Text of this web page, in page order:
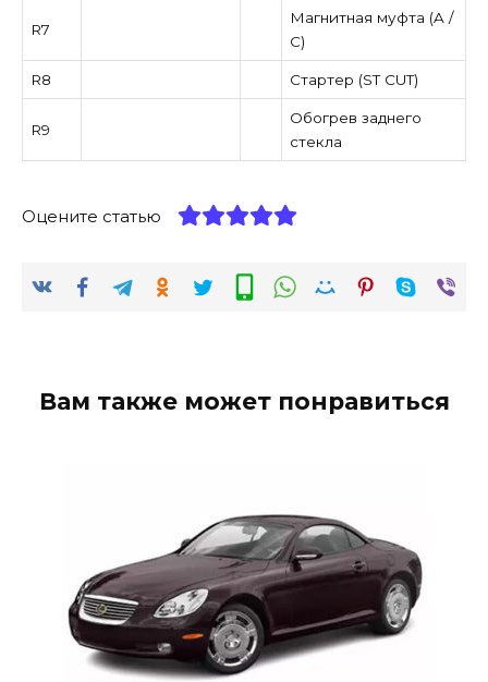
R7
Магнитная муфта (A /
C)
R8 Стартер (ST CUT)
R9
Обогрев заднего
стекла
Оцените статью
Вам также может понравиться